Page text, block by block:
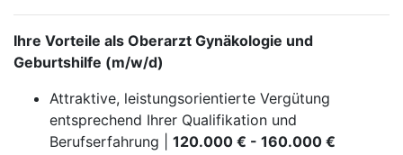
Ihre Vorteile als Oberarzt Gynäkologie und
Geburtshilfe (m/w/d)
Attraktive, leistungsorientierte Vergütung
entsprechend Ihrer Qualifikation und
Berufserfahrung | 120.000 € - 160.000 €